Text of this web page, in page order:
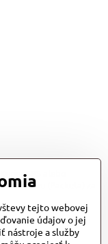
SPS alebo
(Packeta) za
tejto webovej
údajov o jej
nástroje a služby